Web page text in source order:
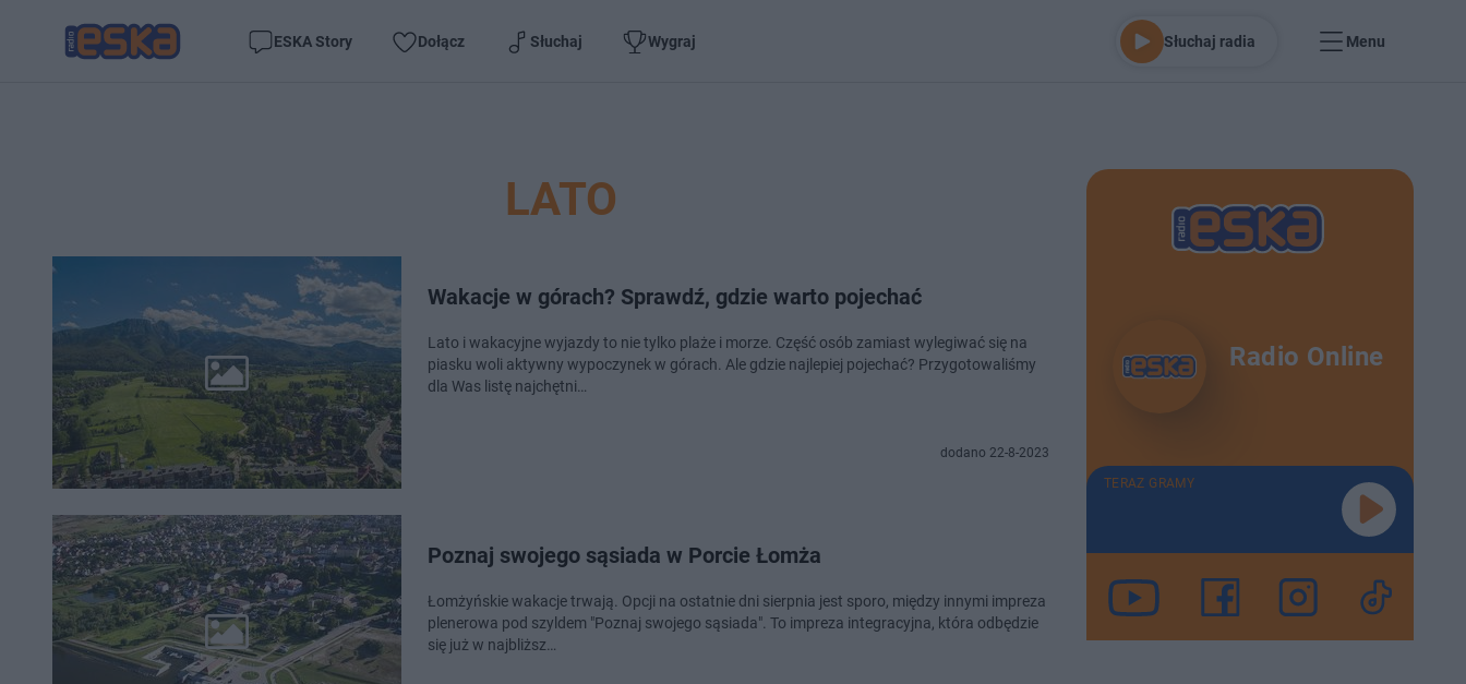
ESKA Story Dołącz Słuchaj Wygraj Słuchaj radia Menu
LATO
Wakacje w górach? Sprawdź, gdzie warto pojechać
Lato i wakacyjne wyjazdy to nie tylko plaże i morze. Część osób zamiast wylegiwać się na
piasku woli aktywny wypoczynek w górach. Ale gdzie najlepiej pojechać? Przygotowaliśmy
dla Was listę najchętni…
dodano 22-8-2023
Poznaj swojego sąsiada w Porcie Łomża
Łomżyńskie wakacje trwają. Opcji na ostatnie dni sierpnia jest sporo, między innymi impreza
plenerowa pod szyldem "Poznaj swojego sąsiada". To impreza integracyjna, która odbędzie
się już w najbliższ…
Radio Online
TERAZ GRAMY